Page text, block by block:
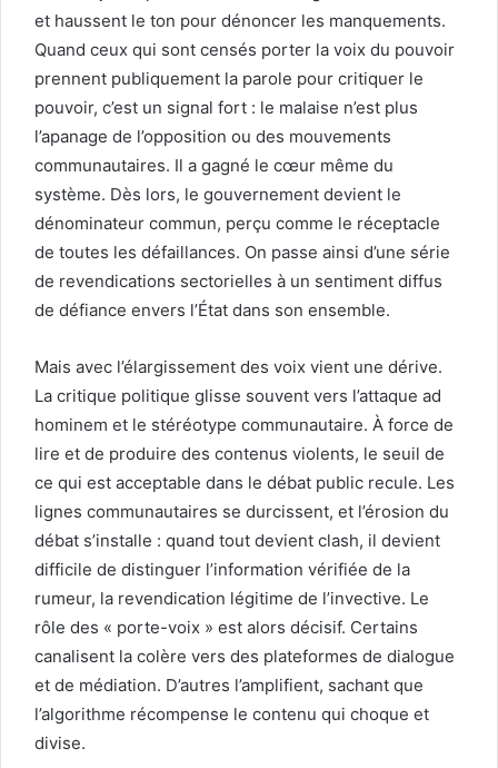
et haussent le ton pour dénoncer les manquements.
Quand ceux qui sont censés porter la voix du pouvoir
prennent publiquement la parole pour critiquer le
pouvoir, c’est un signal fort : le malaise n’est plus
l’apanage de l’opposition ou des mouvements
communautaires. Il a gagné le cœur même du
système. Dès lors, le gouvernement devient le
dénominateur commun, perçu comme le réceptacle
de toutes les défaillances. On passe ainsi d’une série
de revendications sectorielles à un sentiment diffus
de défiance envers l’État dans son ensemble.
Mais avec l’élargissement des voix vient une dérive.
La critique politique glisse souvent vers l’attaque ad
hominem et le stéréotype communautaire. À force de
lire et de produire des contenus violents, le seuil de
ce qui est acceptable dans le débat public recule. Les
lignes communautaires se durcissent, et l’érosion du
débat s’installe : quand tout devient clash, il devient
difficile de distinguer l’information vérifiée de la
rumeur, la revendication légitime de l’invective. Le
rôle des « porte-voix » est alors décisif. Certains
canalisent la colère vers des plateformes de dialogue
et de médiation. D’autres l’amplifient, sachant que
l’algorithme récompense le contenu qui choque et
divise.